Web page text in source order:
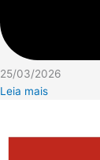
25/03/2026
Leia mais